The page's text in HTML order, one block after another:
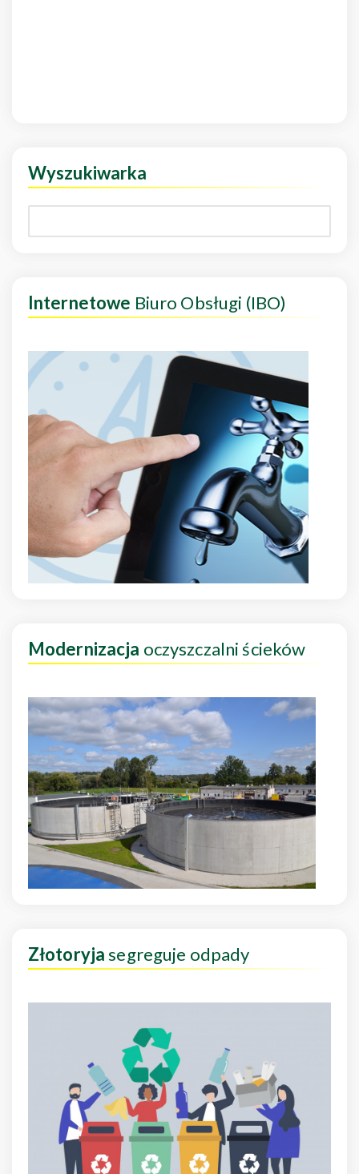
Wyszukiwarka
Internetowe Biuro Obsługi (IBO)
Modernizacja oczyszczalni ścieków
Złotoryjasegreguje odpady